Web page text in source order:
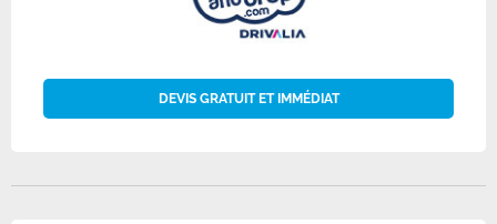
DEVIS GRATUIT ET IMMÉDIAT